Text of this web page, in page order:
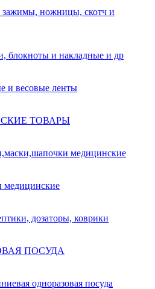
ножницы, скотч и
блокноты и накладные и др
и весовые ленты
ТОВАРЫ
медицинские
медицинские
дозаторы, коврики
ПОСУДА
одноразовая посуда